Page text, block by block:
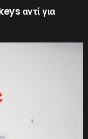
αντί για